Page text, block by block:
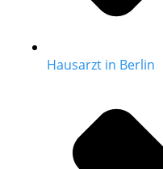
Hausarzt in Berlin